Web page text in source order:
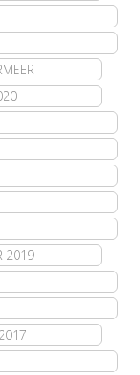
2019